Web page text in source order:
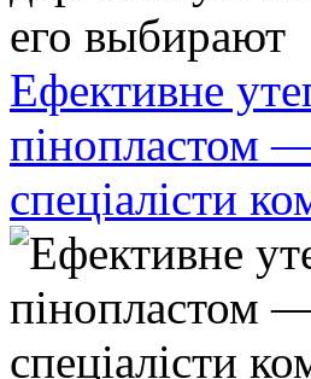
Ефективне
пінопластом
спеціалісти